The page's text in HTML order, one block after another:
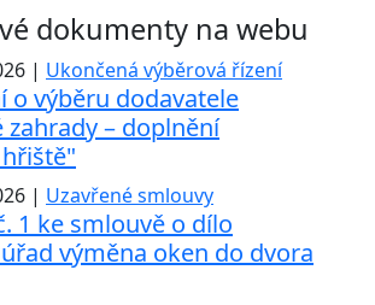
dokumenty na webu
| Ukončená výběrová řízení
o výběru dodavatele
zahrady – doplnění
| Uzavřené smlouvy
1 ke smlouvě o dílo
výměna oken do dvora